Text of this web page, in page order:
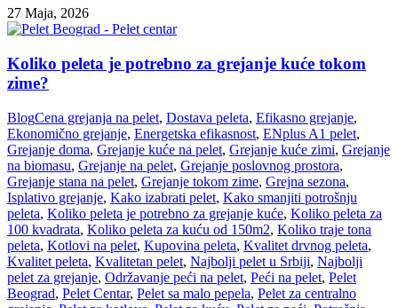
27 Maja, 2026
Koliko peleta je potrebno za grejanje kuće tokom
zime?
BlogCena grejanja na pelet, Dostava peleta, Efikasno grejanje,
Ekonomično grejanje, Energetska efikasnost, ENplus A1 pelet,
Grejanje doma, Grejanje kuće na pelet, Grejanje kuće zimi, Grejanje
na biomasu, Grejanje na pelet, Grejanje poslovnog prostora,
Grejanje stana na pelet, Grejanje tokom zime, Grejna sezona,
Isplativo grejanje, Kako izabrati pelet, Kako smanjiti potrošnju
peleta, Koliko peleta je potrebno za grejanje kuće, Koliko peleta za
100 kvadrata, Koliko peleta za kuću od 150m2, Koliko traje tona
peleta, Kotlovi na pelet, Kupovina peleta, Kvalitet drvnog peleta,
Kvalitet peleta, Kvalitetan pelet, Najbolji pelet u Srbiji, Najbolji
pelet za grejanje, Održavanje peći na pelet, Peći na pelet, Pelet
Beograd, Pelet Centar, Pelet sa malo pepela, Pelet za centralno